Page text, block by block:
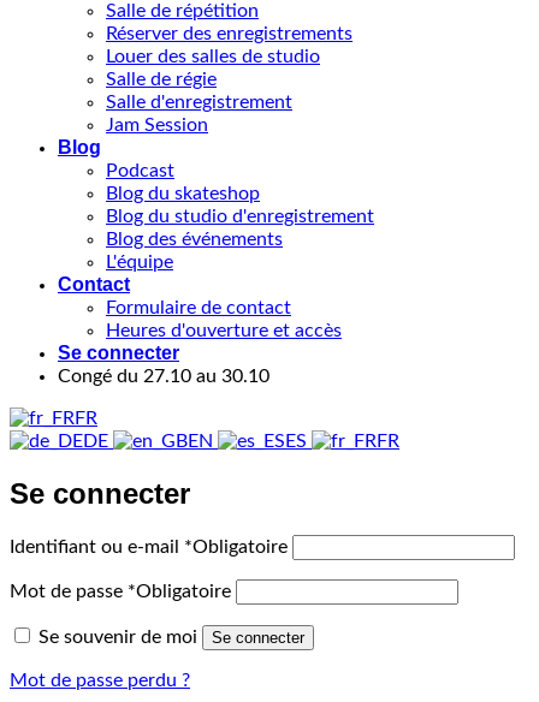
Salle de répétition
Réserver des enregistrements
Louer des salles de studio
Salle de régie
Salle d'enregistrement
Jam Session
Blog
Podcast
Blog du skateshop
Blog du studio d'enregistrement
Blog des événements
L'équipe
Contact
Formulaire de contact
Heures d'ouverture et accès
Se connecter
Congé du 27.10 au 30.10
FR
DE
EN ES FR
Se connecter
Identifiant ou e-mail *Obligatoire
Mot de passe *Obligatoire
Se souvenir de moi Se connecter
Mot de passe perdu ?